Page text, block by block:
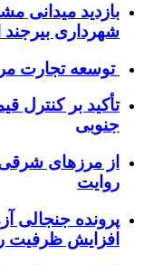
بازدید میدانی
شهرداری
توسعه تجارت
تأکید بر کنترل
جنوبی
از مرزهای
روایت
پرونده جنجالی
افزایش ظرفیت